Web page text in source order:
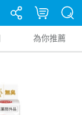
為你推薦